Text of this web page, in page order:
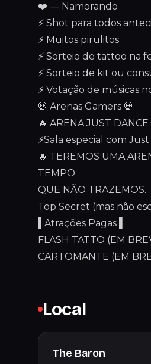
❤️ — Namorando
⚡ Shot para todos
⚡ Muitos pirulitos
⚡ Sorteio de tattoo na
⚡ Sorteio de kit ou
⚡ Votação de músicas
💀 Arenas Gamers 💀
🔥 ARENA JUST DANCE
⚡Sala especial com
🔥 TEREMOS UMA
TEMPO
QUE NÃO TRAZEMOS.
Top Secret (mas não
▌Atrações Pagas ▌
FLASH TATTO (EM
CARTOMANTE (EM
Local
The Baron